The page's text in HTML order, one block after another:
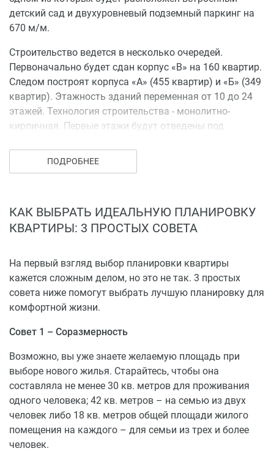
детский сад и двухуровневый подземный паркинг на
670 м/м.
Строительство ведется в несколько очередей.
Первоначально будет сдан корпус «В» на 160 квартир.
Следом построят корпуса «А» (455 квартир) и «Б» (349
квартир). Этажность зданий переменная от 10 до 24
этажей. Технология строительства - монолитно-
кирпичная. Первые этажи будут отведены под
Территорию комплекса огородят по периметру, на
площадку и зоны отдыха.
Инфраструктура
В шаговой доступности от комплекса имеется
несколько детских садов, школы, лицеи, фитнес-клубы,
магазины, аптеки, крупные торговые центры (Мега,
IKEA, ОБИ, «Castorama»).
Транспортная доступность
Автомобилисты оценят близость к крупным
магистралям и транспортным развязкам. Дорога до
центра Казани на автомобиле займет 10-12 минут (без
пробок). Ближайшая станция метро «Горки» находится
в 5-7 минутах езды или 30 минутах ходьбы пешком.
Поблизости от комплекса имеется две остановки
общественного транспорта.
ПОДРОБНЕЕ
КАК ВЫБРАТЬ ИДЕАЛЬНУЮ ПЛАНИРОВКУ
КВАРТИРЫ: 3 ПРОСТЫХ СОВЕТА
На первый взгляд выбор планировки квартиры
кажется сложным делом, но это не так. 3 простых
совета ниже помогут выбрать лучшую планировку для
комфортной жизни.
Совет 1 – Соразмерность
Возможно, вы уже знаете желаемую площадь при
выборе нового жилья. Старайтесь, чтобы она
составляла не менее 30 кв. метров для проживания
одного человека; 42 кв. метров – на семью из двух
человек либо 18 кв. метров общей площади жилого
помещения на каждого – для семьи из трех и более
человек.